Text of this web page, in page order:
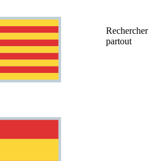
Rechercher
partout